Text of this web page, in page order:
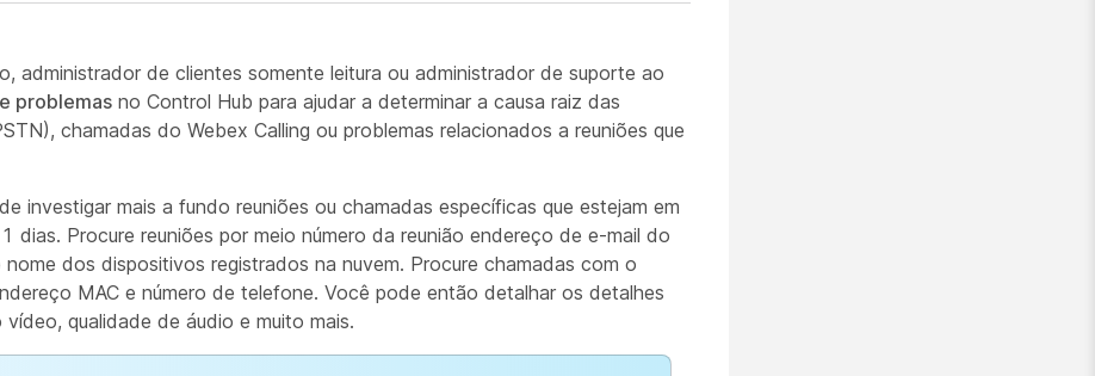
administrador de clientes somente leitura ou administrador de suporte ao
problemas no Control Hub para ajudar a determinar a causa raiz das
chamadas do Webex Calling ou problemas relacionados a reuniões que
investigar mais a fundo reuniões ou chamadas específicas que estejam em
Procure reuniões por meio número da reunião endereço de e-mail do
dos dispositivos registrados na nuvem. Procure chamadas com o
MAC e número de telefone. Você pode então detalhar os detalhes
qualidade de áudio e muito mais.